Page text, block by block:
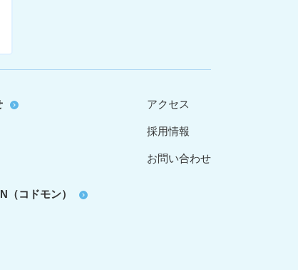
（コドモン）
アクセス
採用情報
お問い合わせ